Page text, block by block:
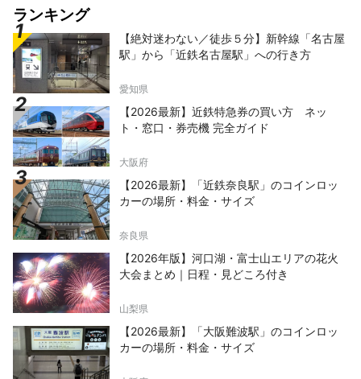
ランキング
【絶対迷わない／徒歩５分】新幹線「名古屋
駅」から「近鉄名古屋駅」への行き方
愛知県
【2026最新】近鉄特急券の買い方 ネッ
ト・窓口・券売機 完全ガイド
大阪府
【2026最新】「近鉄奈良駅」のコインロッ
カーの場所・料金・サイズ
奈良県
【2026年版】河口湖・富士山エリアの花火
大会まとめ｜日程・見どころ付き
山梨県
【2026最新】「大阪難波駅」のコインロッ
カーの場所・料金・サイズ